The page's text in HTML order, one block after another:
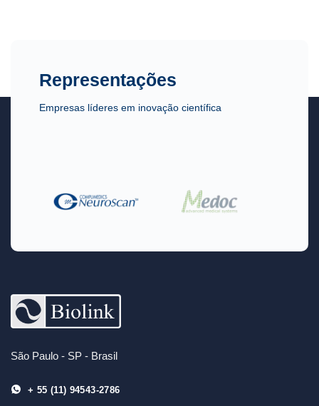
Representações
Empresas líderes em inovação científica
São Paulo - SP - Brasil
+ 55 (11) 94543-2786